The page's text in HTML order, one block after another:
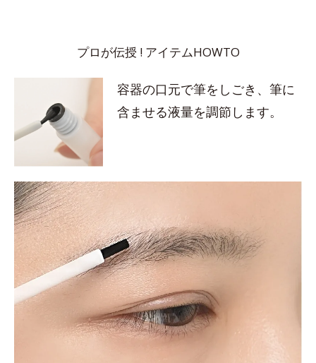
プロが伝授 ! アイテムHOWTO
容器の口元で筆をしごき、筆に
含ませる液量を調節します。